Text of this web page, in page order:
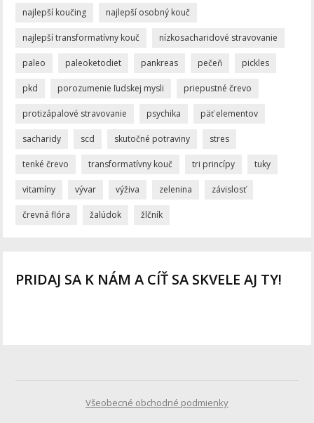
najlepší koučing najlepší osobný kouč
najlepší transformatívny kouč nízkosacharidové stravovanie
paleo paleoketodiet pankreas pečeň pickles
pkd porozumenie ľudskej mysli priepustné črevo
protizápalové stravovanie psychika päť elementov
sacharidy scd skutočné potraviny stres
tenké črevo transformatívny kouč tri princípy tuky
vitamíny vývar výživa zelenina závislosť
črevná flóra žalúdok žlčník
PRIDAJ SA K NÁM A CÍŤ SA SKVELE AJ TY!
Všeobecné obchodné podmienky